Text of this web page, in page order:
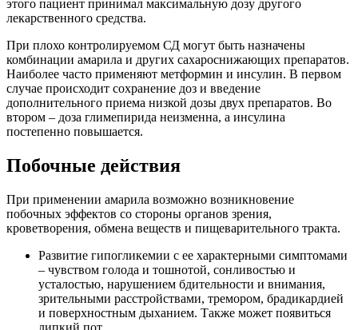
этого пациент принимал максимальную дозу другого
лекарственного средства.
При плохо контролируемом СД могут быть назначены
комбинации амарила и других сахароснижающих препаратов.
Наиболее часто применяют метформин и инсулин. В первом
случае происходит сохранение доз и введение
дополнительного приема низкой дозы двух препаратов. Во
втором – доза глимепирида неизменна, а инсулина
постепенно повышается.
Побочные действия
При применении амарила возможно возникновение
побочных эффектов со стороны органов зрения,
кроветворения, обмена веществ и пищеварительного тракта.
Развитие гипогликемии с ее характерными симптомами
– чувством голода и тошнотой, сонливостью и
усталостью, нарушением бдительности и внимания,
зрительными расстройствами, тремором, брадикардией
и поверхностным дыханием. Также может появиться
липкий пот,